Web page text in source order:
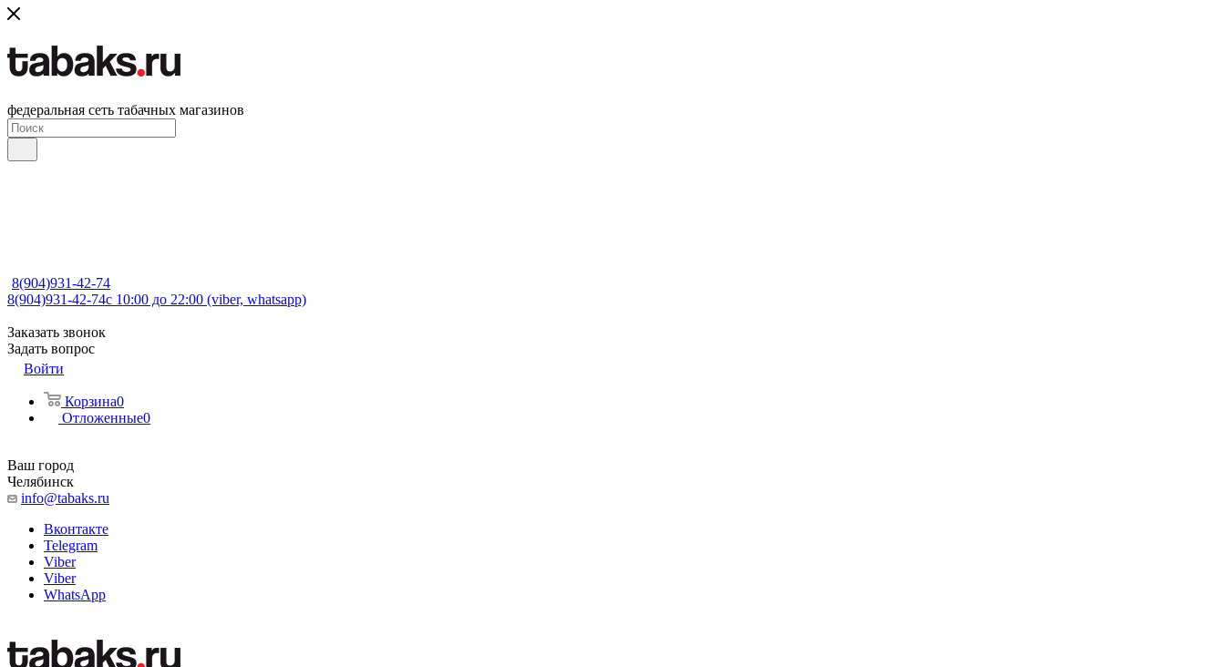
федеральная сеть табачных магазинов
8(904)931-42-74
8(904)931-42-74с 10:00 до 22:00 (viber, whatsapp)
Заказать звонок
Задать вопрос
Войти
Корзина0
Отложенные0
Ваш город
Челябинск
info@tabaks.ru
Вконтакте
Telegram
Viber
Viber
WhatsApp